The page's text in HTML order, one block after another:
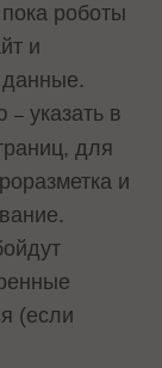
роботы
и
данные.
– указать в
для
и
(если